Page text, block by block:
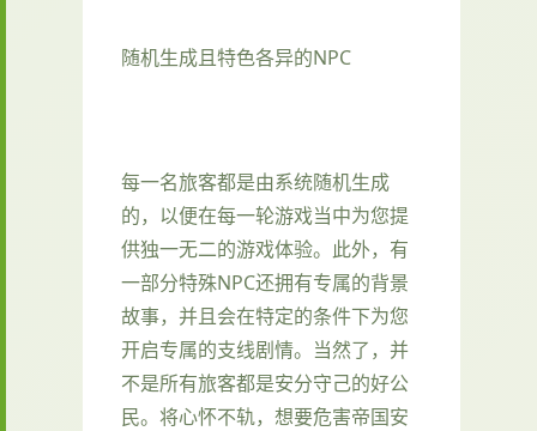
随机生成且特色各异的NPC
每一名旅客都是由系统随机生成
的，以便在每一轮游戏当中为您提
供独一无二的游戏体验。此外，有
一部分特殊NPC还拥有专属的背景
故事，并且会在特定的条件下为您
开启专属的支线剧情。当然了，并
不是所有旅客都是安分守己的好公
民。将心怀不轨，想要危害帝国安